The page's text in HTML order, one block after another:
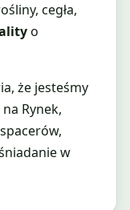
cegła,
o
że jesteśmy
Rynek,
w